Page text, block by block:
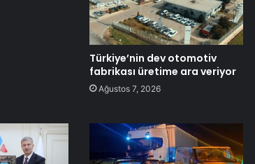
Türkiye’nin dev otomotiv
fabrikası üretime ara veriyor
Ağustos 7, 2026